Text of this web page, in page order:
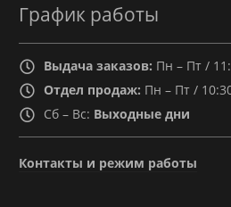
График работы
Выдача заказов: Пн – Пт /
Отдел продаж: Пн – Пт /
Сб – Вс: Выходные дни
Контакты и режим работы